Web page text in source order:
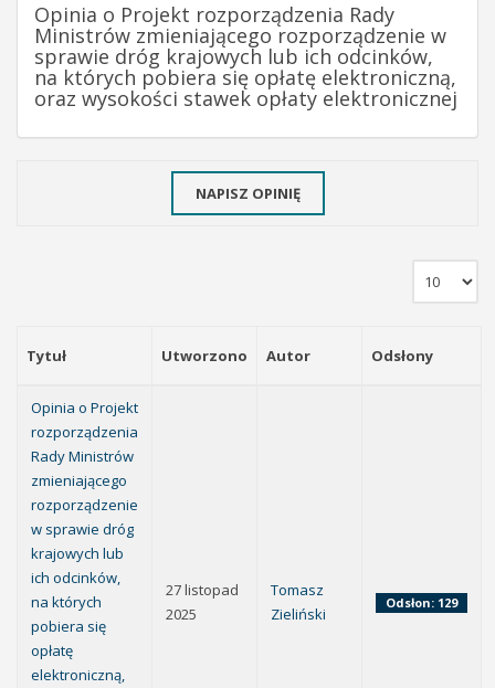
Opinia o Projekt rozporządzenia Rady
Ministrów zmieniającego rozporządzenie w
sprawie dróg krajowych lub ich odcinków,
na których pobiera się opłatę elektroniczną,
oraz wysokości stawek opłaty elektronicznej
NAPISZ OPINIĘ
Tytuł Utworzono Autor Odsłony
Opinia o Projekt
rozporządzenia
Rady Ministrów
zmieniającego
rozporządzenie
w sprawie dróg
krajowych lub
ich odcinków,
na których
pobiera się
opłatę
elektroniczną,
27 listopad
2025
Tomasz
Zieliński
Odsłon: 129